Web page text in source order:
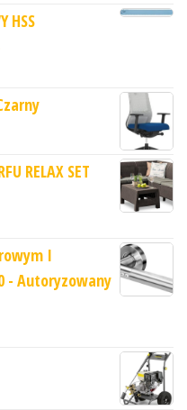
HSS
RELAX SET
I
- Autoryzowany